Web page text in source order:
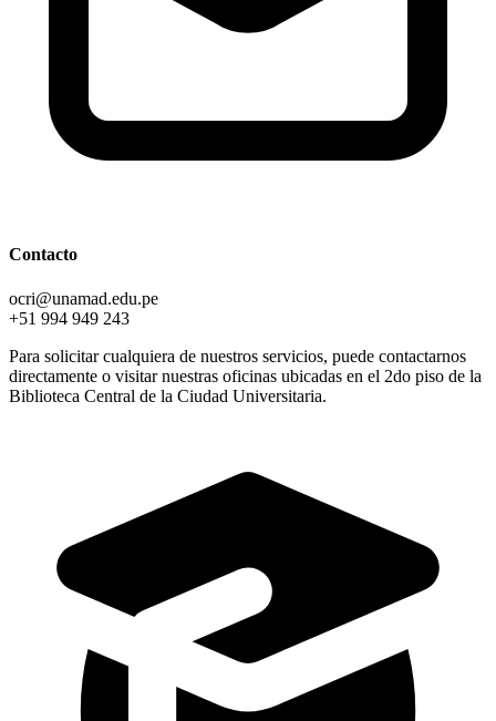
Contacto
ocri@unamad.edu.pe
+51 994 949 243
Para solicitar cualquiera de nuestros servicios, puede contactarnos
directamente o visitar nuestras oficinas ubicadas en el 2do piso de la
Biblioteca Central de la Ciudad Universitaria.